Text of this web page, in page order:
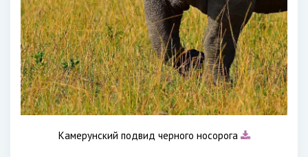
Камерунский подвид черного носорога